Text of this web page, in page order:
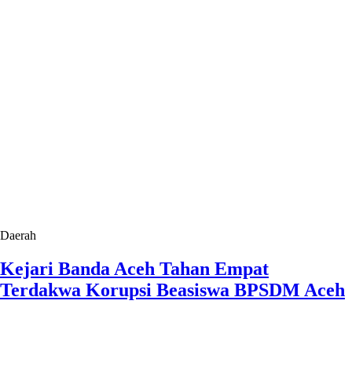
Daerah
Kejari Banda Aceh Tahan Empat
Terdakwa Korupsi Beasiswa BPSDM Aceh